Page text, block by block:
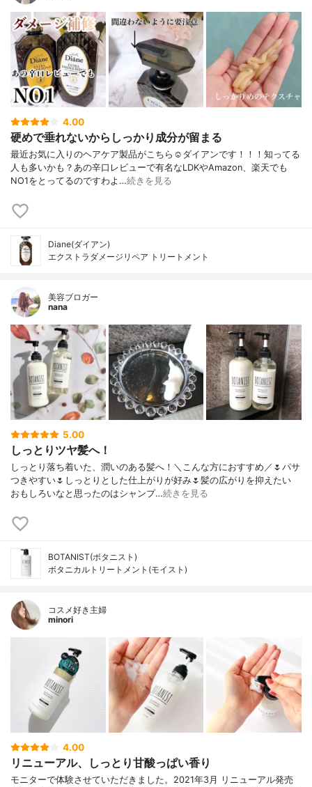
4.00
硬めで垂れないからしっかり成分が留まる
最近お気に入りのヘアケア製品がこちら☺️ダイアンです！！！知ってる
人も多いかも？あの辛口レビューで有名なLDKやAmazon、楽天でも
NO1をとってるのですわよ…続きを見る
Diane(ダイアン)
エクストラダメージリペア トリートメント
美容ブロガー
nana
5.00
しっとりツヤ髪へ！
しっとり落ち着いた、潤いのある髪へ！＼こんな方におすすめ／🌷パサ
つきやすい🌷しっとりとした仕上がりが好み🌷髪の広がりを抑えたい
おもしろいなと思ったのはシャンプ…続きを見る
BOTANIST(ボタニスト)
ボタニカルトリートメント(モイスト)
コスメ好き主婦
minori
4.00
リニューアル、しっとり甘酸っぱい香り
モニターで体験させていただきました。2021年3月 リニューアル発売